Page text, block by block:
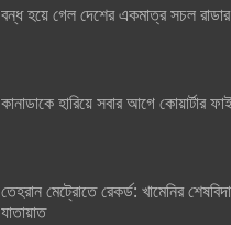
বন্ধ হয়ে গেল দেশের একমাত্র সচল রাডার
কানাডাকে হারিয়ে সবার আগে কোয়ার্টার
তেহরান মেট্রোতে রেকর্ড: খামেনির
যাতায়াত